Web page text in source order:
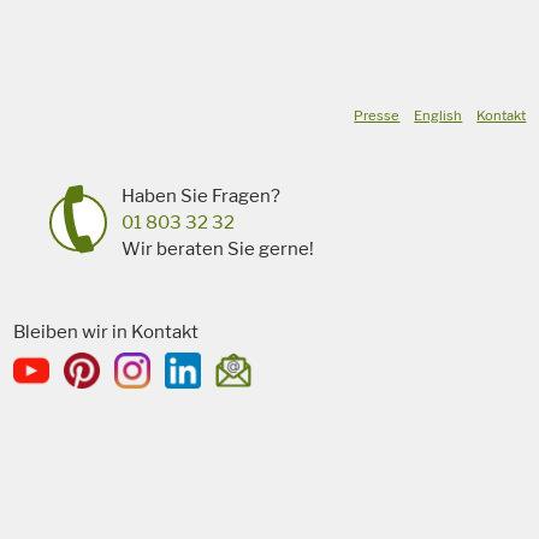
Presse English Kontakt
Haben Sie Fragen?
01 803 32 32
Wir beraten Sie gerne!
Bleiben wir in Kontakt